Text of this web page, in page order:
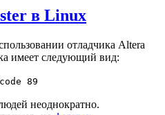
в Linux
отладчика Altera
имеет следующий вид:
89
неоднократно.